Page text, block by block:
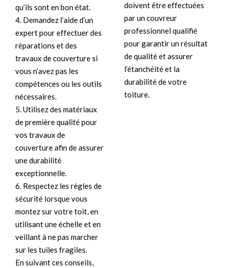
qu’ils sont en bon état.
4. Demandez l’aide d’un
expert pour effectuer des
réparations et des
travaux de couverture si
vous n’avez pas les
compétences ou les outils
nécessaires.
5. Utilisez des matériaux
de première qualité pour
vos travaux de
couverture afin de assurer
une durabilité
exceptionnelle.
6. Respectez les règles de
sécurité lorsque vous
montez sur votre toit, en
utilisant une échelle et en
veillant à ne pas marcher
sur les tuiles fragiles.
En suivant ces conseils,
doivent être effectuées
par un couvreur
professionnel qualifié
pour garantir un résultat
de qualité et assurer
l’étanchéité et la
durabilité de votre
toiture.